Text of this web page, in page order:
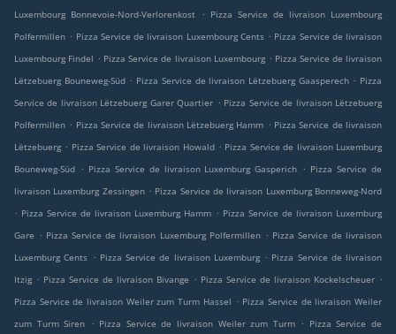
Luxembourg Bonnevoie-Nord-Verlorenkost
. Pizza Service de livraison Luxembourg
Polfermillen . Pizza Service de livraison Luxembourg Cents . Pizza Service de livraison
Luxembourg Findel . Pizza Service de livraison Luxembourg . Pizza Service de livraison
Lëtzebuerg Bouneweg-Süd . Pizza Service de livraison Lëtzebuerg Gaasperech . Pizza
Service de livraison Lëtzebuerg Garer Quartier . Pizza Service de livraison Lëtzebuerg
Polfermillen . Pizza Service de livraison Lëtzebuerg Hamm . Pizza Service de livraison
Lëtzebuerg . Pizza Service de livraison Howald . Pizza Service de livraison Luxemburg
Bouneweg-Süd . Pizza Service de livraison Luxemburg Gasperich . Pizza Service de
livraison Luxemburg Zessingen . Pizza Service de livraison Luxemburg Bonneweg-Nord
. Pizza Service de livraison Luxemburg Hamm . Pizza Service de livraison Luxemburg
Gare . Pizza Service de livraison Luxemburg Polfermillen . Pizza Service de livraison
Luxemburg Cents . Pizza Service de livraison Luxemburg . Pizza Service de livraison
Itzig . Pizza Service de livraison Bivange . Pizza Service de livraison Kockelscheuer .
Pizza Service de livraison Weiler zum Turm Hassel . Pizza Service de livraison Weiler
zum Turm Siren
. Pizza Service de livraison Weiler zum Turm . Pizza Service de